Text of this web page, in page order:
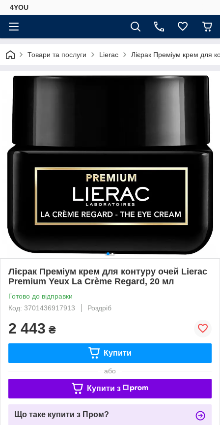
4YOU
Товари та послуги Lierac Лієрак Преміум крем для
Лієрак Преміум крем для контуру очей Lierac
Premium Yeux La Crème Regard, 20 мл
Готово до відправки
Код: 3701436917913
Роздріб
2 443 ₴
Купити
або
Купити з
Що таке купити з Пром?